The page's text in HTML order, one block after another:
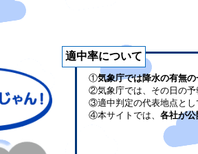
適中率について
①気象庁では降水の有無の
②気象庁では、その日の予
③適中判定の代表地点とし
④本サイトでは、 各社が